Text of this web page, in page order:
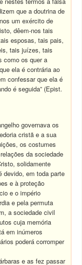
que a doutrina de
um exército de
dêem-nos tais
esposas, tais pais,
tais juízes, tais
como os quer a
ela é contrária ao
confessar que ela é
é seguida” (Epist.
governava os
cristã e a sua
os costumes
da sociedade
solidamente
devido, em toda parte
e à proteção
e o império
e pela permuta
a sociedade civil
cuja memória
em inúmeros
poderá corromper
e as fez passar